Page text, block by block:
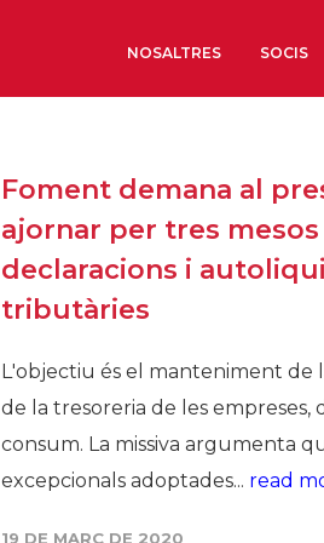
NOSALTRES SOCIS
Foment demana al
ajornar per tres
declaracions i
tributàries
L'objectiu és el manteniment de
de la tresoreria de les empreses,
consum. La missiva argumenta
excepcionals adoptades... read
19 DE MARÇ DE 2020